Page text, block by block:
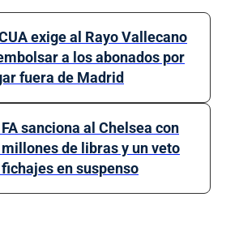
exige al Rayo Vallecano
a los abonados por
fuera de Madrid
sanciona al Chelsea con
millones de libras y un veto
en suspenso